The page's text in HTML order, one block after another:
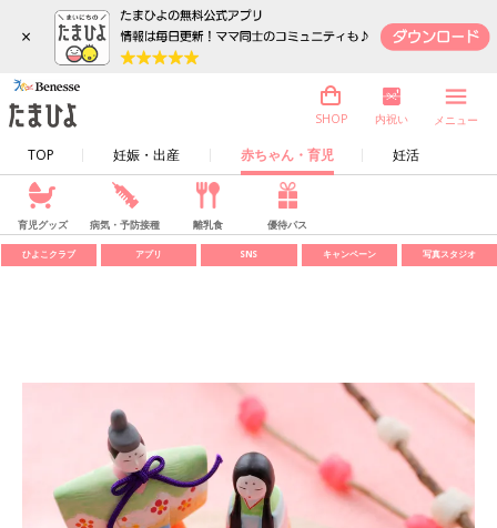
×
TOP 妊娠・出産 赤ちゃん・育児 妊活
SHOP 内祝い メニュー
育児グッズ 病気・予防接種 離乳食 優待パス
ひよこクラブ アプリ SNS キャンペーン 写真スタジオ